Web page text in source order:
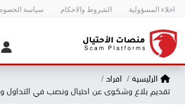
اخلاء المسؤولية الشروط والاحكام سياسة
الرئيسية
افراد
تقديم بلاغ وشكوى عن احتيال ونصب في التداول